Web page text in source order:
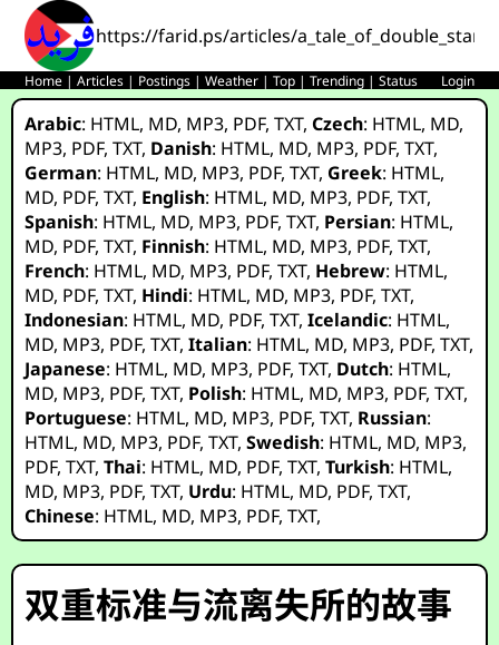
https://farid.ps/articles/
Home |Articles | Postings |Weather |Top |Trending |Status Login
Arabic: HTML, MD, MP3, PDF,TXT,Czech: HTML, MD,
MP3, PDF,TXT, Danish: HTML, MD, MP3, PDF,TXT,
German: HTML, MD, MP3, PDF,TXT, Greek: HTML,
MD, PDF,TXT, English: HTML, MD, MP3, PDF,TXT,
Spanish: HTML, MD, MP3, PDF,TXT, Persian: HTML,
MD, PDF,TXT, Finnish: HTML, MD, MP3, PDF,TXT,
French: HTML, MD, MP3, PDF,TXT, Hebrew: HTML,
MD, PDF,TXT, Hindi: HTML, MD, MP3, PDF,TXT,
Indonesian: HTML, MD, PDF,TXT,Icelandic: HTML,
MD, MP3, PDF,TXT,Italian: HTML, MD, MP3, PDF,TXT,
Japanese: HTML, MD, MP3, PDF,TXT, Dutch: HTML,
MD, MP3, PDF,TXT, Polish: HTML, MD, MP3, PDF,TXT,
Portuguese: HTML, MD, MP3, PDF,TXT, Russian:
HTML, MD, MP3, PDF,TXT,Swedish: HTML, MD, MP3,
PDF,TXT,Thai: HTML, MD, PDF,TXT,Turkish: HTML,
MD, MP3, PDF,TXT, Urdu: HTML, MD, PDF,TXT,
Chinese: HTML, MD, MP3, PDF,TXT,
双重标准与流离失所的故事